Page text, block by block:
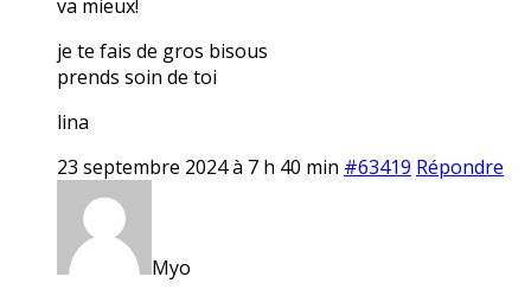
va mieux!
je te fais de gros bisous
prends soin de toi
lina
23 septembre 2024 à 7 h 40 min #63419 Répondre
Myo